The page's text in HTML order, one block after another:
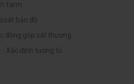
farm
bản đồ
đóng góp sát thương
Xác định tướng tủ